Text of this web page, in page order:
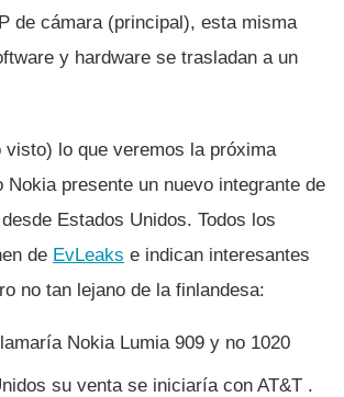
de cámara (principal), esta misma
y hardware se trasladan a un
lo que veremos la próxima
Nokia presente un nuevo integrante de
Estados Unidos. Todos los
de EvLeaks e indican interesantes
no tan lejano de la finlandesa:
Nokia Lumia 909 y no 1020
su venta se iniciarí­a con AT&T .